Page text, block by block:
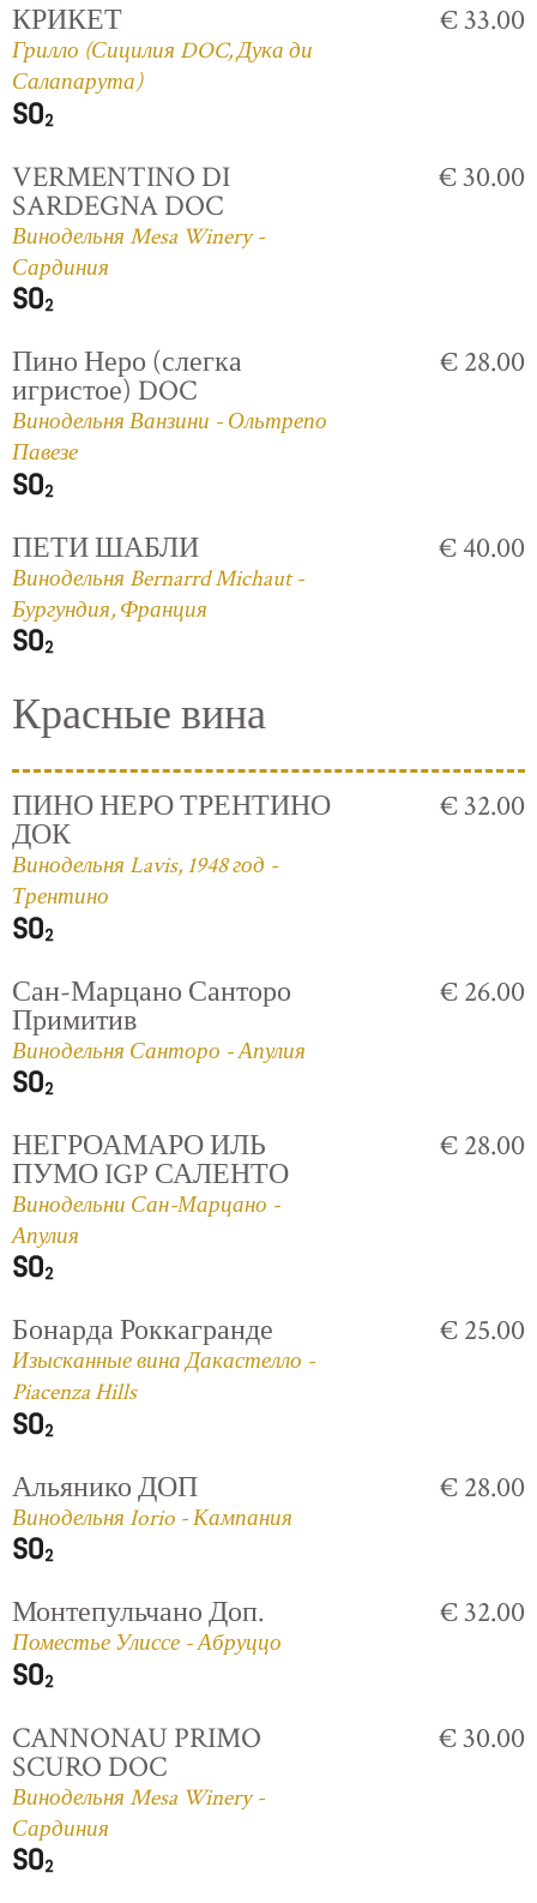
КРИКЕТ
Грилло (Сицилия DOC, Дука ди
Салапарута)
€ 33.00
VERMENTINO DI
SARDEGNA DOC
Винодельня Mesa Winery -
Сардиния
€ 30.00
Пино Неро (слегка
игристое) DOC
Винодельня Ванзини - Ольтрепо
Павезе
€ 28.00
ПЕТИ ШАБЛИ
Винодельня Bernarrd Michaut -
Бургундия, Франция
€ 40.00
Красные вина
ПИНО НЕРО ТРЕНТИНО
ДОК
Винодельня Lavis, 1948 год -
Трентино
€ 32.00
Сан-Марцано Санторо
Примитив
Винодельня Санторо - Апулия
€ 26.00
НЕГРОАМАРО ИЛЬ
ПУМО IGP САЛЕНТО
Винодельни Сан-Марцано -
Апулия
€ 28.00
Бонарда Роккагранде
Изысканные вина Дакастелло -
Piacenza Hills
€ 25.00
Альянико ДОП
Винодельня Iorio - Кампания
€ 28.00
Монтепульчано Доп.
Поместье Улиссе - Абруццо
€ 32.00
CANNONAU PRIMO
SCURO DOC
Винодельня Mesa Winery -
Сардиния
€ 30.00